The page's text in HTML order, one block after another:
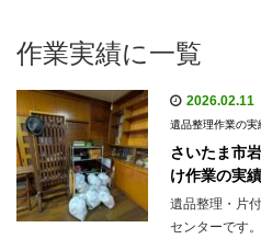
作業実績に一覧
2026.02.11
遺品整理作業の実
さいたま市
け作業の実
遺品整理・片
センターです